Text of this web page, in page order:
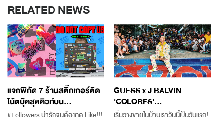
RELATED NEWS
แจกพิกัด 7 ร้านสติ๊กเกอร์ติด
โน้ตบุ๊คสุดคิวท์บน...
#Followers น่ารักจนต้องกด Like!!!
GUESS x J BALVIN
'COLORES'...
เริ่มวางขายในบ้านเราวันนี้เป็นวันแรก!